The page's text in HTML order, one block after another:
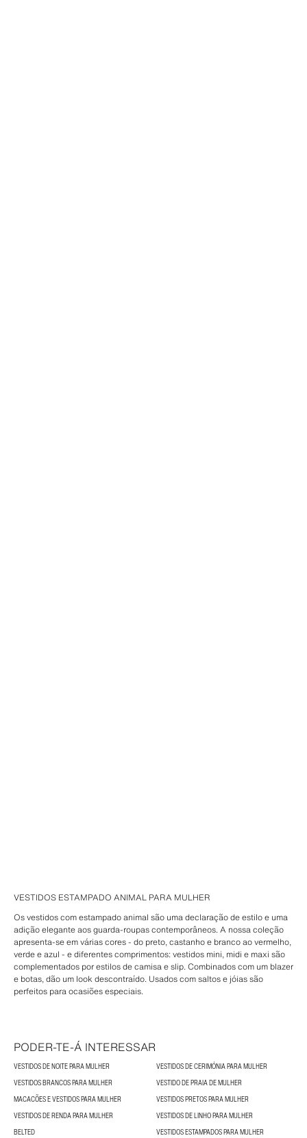
VESTIDOS ESTAMPADO ANIMAL PARA MULHER
Os vestidos com estampado animal são uma declaração de estilo e uma
adição elegante aos guarda-roupas contemporâneos. A nossa coleção
apresenta-se em várias cores - do preto, castanho e branco ao vermelho,
verde e azul - e diferentes comprimentos: vestidos mini, midi e maxi são
complementados por estilos de camisa e slip. Combinados com um blazer
e botas, dão um look descontraído. Usados com saltos e jóias são
perfeitos para ocasiões especiais.
PODER-TE-Á INTERESSAR
VESTIDOS DE NOITE PARA MULHER
VESTIDOS DE CERIMÓNIA PARA MULHER
VESTIDOS BRANCOS PARA MULHER
VESTIDO DE PRAIA DE MULHER
MACACÕES E VESTIDOS PARA MULHER
VESTIDOS PRETOS PARA MULHER
VESTIDOS DE RENDA PARA MULHER
VESTIDOS DE LINHO PARA MULHER
BELTED
VESTIDOS ESTAMPADOS PARA MULHER